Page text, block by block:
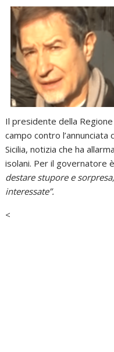
Il presidente della Regione
campo contro
Sicilia, notizia che ha
isolani. Per il governatore
destare stupore e
interessate”.
<